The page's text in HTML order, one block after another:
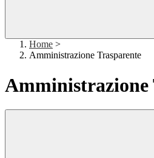
Home >
Amministrazione Trasparente
Amministrazione